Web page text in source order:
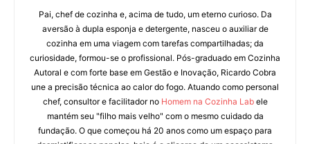
Pai, chef de cozinha e, acima de tudo, um eterno curioso. Da
aversão à dupla esponja e detergente, nasceu o auxiliar de
cozinha em uma viagem com tarefas compartilhadas; da
curiosidade, formou-se o profissional. Pós-graduado em Cozinha
Autoral e com forte base em Gestão e Inovação, Ricardo Cobra
une a precisão técnica ao calor do fogo. Atuando como personal
chef, consultor e facilitador no Homem na Cozinha Labele
mantém seu "filho mais velho" com o mesmo cuidado da
fundação. O que começou há 20 anos como um espaço para